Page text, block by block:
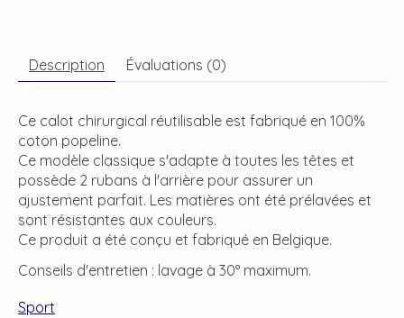
Description Évaluations (0)
Ce calot chirurgical réutilisable est fabriqué en 100%
coton popeline.
Ce modèle classique s'adapte à toutes les têtes et
possède 2 rubans à l'arrière pour assurer un
ajustement parfait. Les matières ont été prélavées et
sont résistantes aux couleurs.
Ce produit a été conçu et fabriqué en Belgique.
Conseils d'entretien : lavage à 30° maximum.
Sport